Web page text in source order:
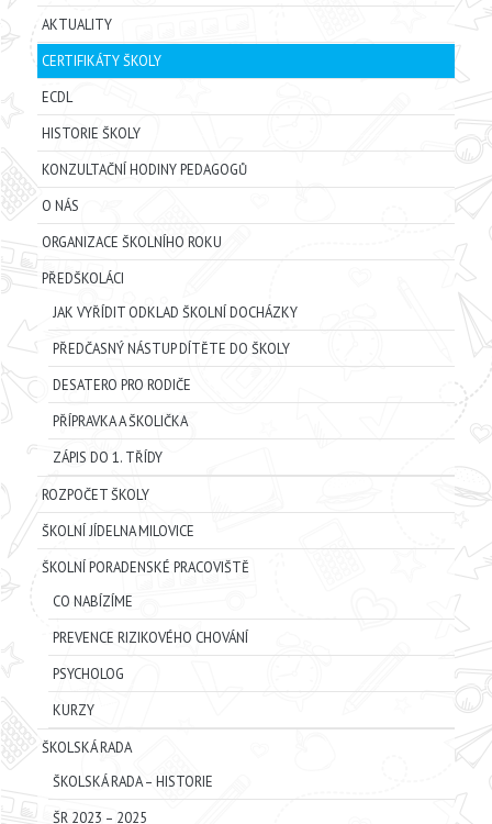
AKTUALITY
CERTIFIKÁTY ŠKOLY
ECDL
HISTORIE ŠKOLY
KONZULTAČNÍ HODINY PEDAGOGŮ
O NÁS
ORGANIZACE ŠKOLNÍHO ROKU
PŘEDŠKOLÁCI
JAK VYŘÍDIT ODKLAD ŠKOLNÍ DOCHÁZKY
PŘEDČASNÝ NÁSTUP DÍTĚTE DO ŠKOLY
DESATERO PRO RODIČE
PŘÍPRAVKA A ŠKOLIČKA
ZÁPIS DO 1. TŘÍDY
ROZPOČET ŠKOLY
ŠKOLNÍ JÍDELNA MILOVICE
ŠKOLNÍ PORADENSKÉ PRACOVIŠTĚ
CO NABÍZÍME
PREVENCE RIZIKOVÉHO CHOVÁNÍ
PSYCHOLOG
KURZY
ŠKOLSKÁ RADA
ŠKOLSKÁ RADA – HISTORIE
ŠR 2023 – 2025